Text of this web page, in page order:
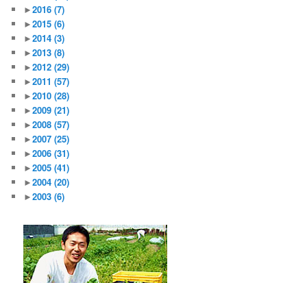
►2016(7)
►2015(6)
►2014(3)
►2013(8)
►2012(29)
►2011(57)
►2010(28)
►2009(21)
►2008(57)
►2007(25)
►2006(31)
►2005(41)
►2004(20)
►2003(6)